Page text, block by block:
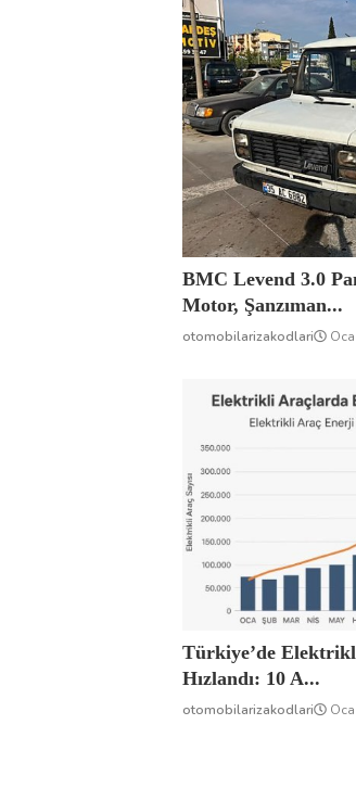
BMC Levend 3.0
Motor, Şanzıman...
otomobilarizakodlari
Türkiye’de
Hızlandı: 10 A...
otomobilarizakodlari